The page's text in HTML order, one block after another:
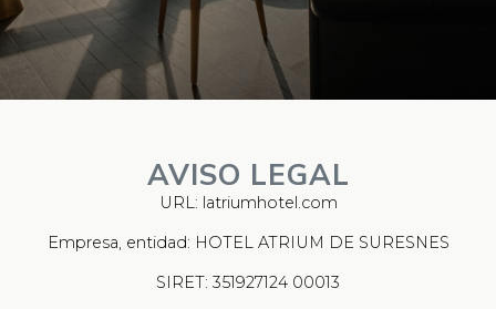
AVISO LEGAL
URL: latriumhotel.com
Empresa, entidad: HOTEL ATRIUM DE SURESNES
SIRET: 351927124 00013